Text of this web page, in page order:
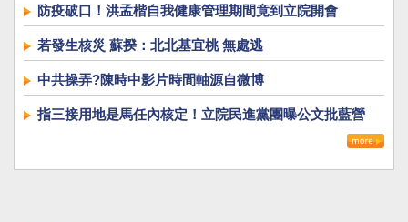
防疫破口！洪孟楷自我健康管理期間竟到立院開會
若發生核災 蘇揆：北北基宜桃 無處逃
中共操弄?陳時中影片時間軸源自微博
指三接用地是馬任內核定！立院民進黨團曝公文批藍營